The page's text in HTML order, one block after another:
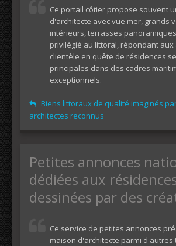
Ce portail côtier propose souvent
d'architecte avec vue mer, grands
intérieurs, terrasses
privilégié au littoral, répondant
clientèle en quête de résidences
principales dans des cadres
exceptionnels.
Biens littoraux de qualité imaginés
architectes reconnus
Petites annonces
dédiées aux
dessinées par des
Ce service de petites annonces
maison d'architecte parmi d'autres